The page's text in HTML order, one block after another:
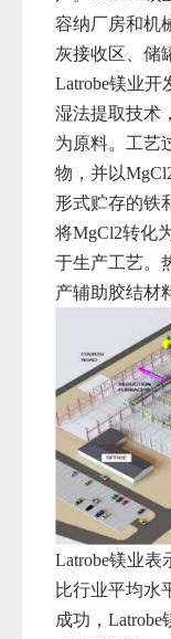
容纳厂房和机
灰接收区、储
Latrobe镁业开
湿法提取技术
为原料。工艺
物，并以
形式贮存的铁
将MgCl2转化
于生产工艺。
产辅助胶结材
Latrobe镁业
比行业平均水
成功，